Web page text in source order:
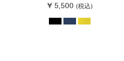
¥ 5,500 (税込)